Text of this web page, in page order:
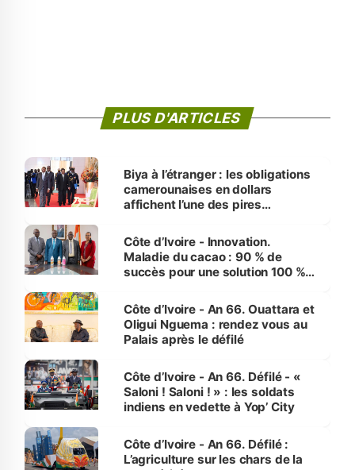
PLUS D'ARTICLES
Biya à l’étranger : les obligations
camerounaises en dollars
affichent l’une des pires
Côte d’Ivoire - Innovation.
Maladie du cacao : 90 % de
succès pour une solution 100 %
Côte d’Ivoire - An 66. Ouattara et
Oligui Nguema : rendez vous au
Palais après le défilé
Côte d’Ivoire - An 66. Défilé - «
Saloni ! Saloni ! » : les soldats
indiens en vedette à Yop’ City
Côte d’Ivoire - An 66. Défilé :
L’agriculture sur les chars de la